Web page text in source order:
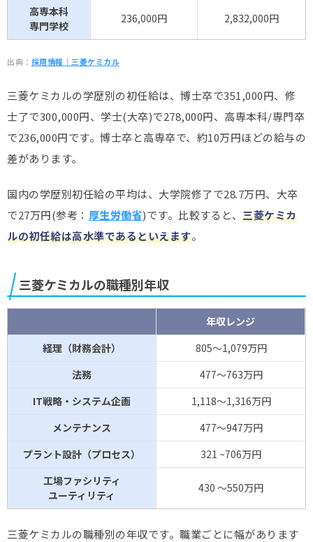
高専本科
専門学校
236,000円 2,832,000円
出典： 採用情報｜三菱ケミカル
三菱ケミカルの学歴別の初任給は、博士卒で351,000円、修
士了で300,000円、学士(大卒)で278,000円、高専本科/専門卒
で236,000円です。博士卒と高専卒で、約10万円ほどの給与の
差があります。
国内の学歴別初任給の平均は、大学院修了で28.7万円、大卒
で27万円(参考： 厚生労働省)です。比較すると、 三菱ケミカ
ルの初任給は高水準であるといえます。
三菱ケミカルの職種別年収
年収レンジ
経理（財務会計）
805～1,079万円
法務
477～763万円
IT戦略・システム企画
1,118～1,316万円
メンテナンス
477～947万円
プラント設計（プロセス）
321 ~706万円
工場ファシリティ
ユーティリティ
430 ～550万円
三菱ケミカルの職種別の年収です。職業ごとに幅があります